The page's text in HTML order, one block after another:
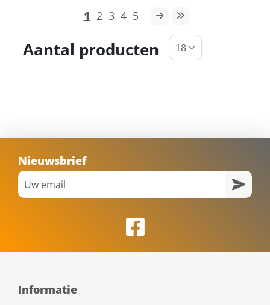
1 2 3 4 5
Aantal producten
Nieuwsbrief
Informatie